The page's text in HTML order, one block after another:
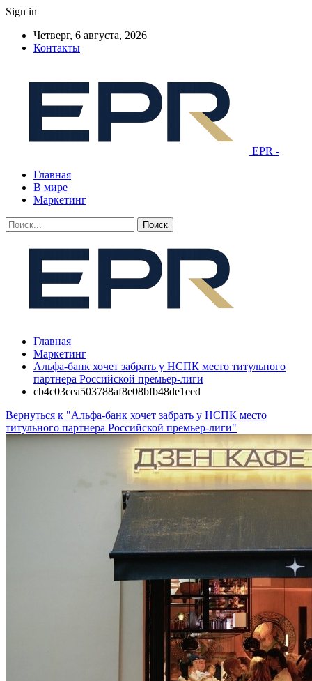
Sign in
Четверг, 6 августа, 2026
Контакты
EPR -
Главная
В мире
Маркетинг
Главная
Маркетинг
Альфа-банк хочет забрать у НСПК место титульного
партнера Российской премьер-лиги
cb4c03cea503788af8e08bfb48de1eed
Вернуться к "Альфа-банк хочет забрать у НСПК место
титульного партнера Российской премьер-лиги"